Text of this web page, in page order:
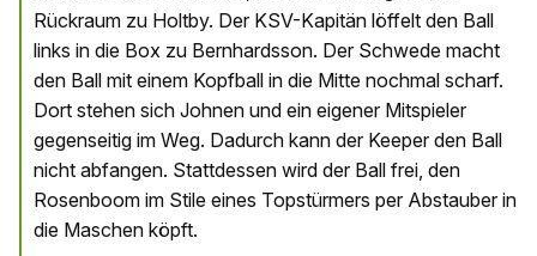
Rückraum zu Holtby. Der KSV-Kapitän löffelt den Ball
links in die Box zu Bernhardsson. Der Schwede macht
den Ball mit einem Kopfball in die Mitte nochmal scharf.
Dort stehen sich Johnen und ein eigener Mitspieler
gegenseitig im Weg. Dadurch kann der Keeper den Ball
nicht abfangen. Stattdessen wird der Ball frei, den
Rosenboom im Stile eines Topstürmers per Abstauber in
die Maschen köpft.